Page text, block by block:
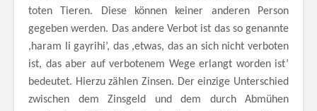
toten Tieren. Diese können keiner anderen Person
gegeben werden. Das andere Verbot ist das so genannte
,haram li gayrihi’, das ,etwas, das an sich nicht verboten
ist, das aber auf verbotenem Wege erlangt worden ist’
bedeutet. Hierzu zählen Zinsen. Der einzige Unterschied
zwischen dem Zinsgeld und dem durch Abmühen